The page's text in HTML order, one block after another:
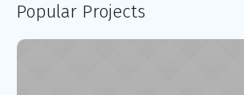
Popular Projects